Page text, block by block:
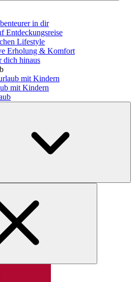
in dir
Entdeckungsreise
Lifestyle
Erholung & Komfort
dich hinaus
mit Kindern
mit Kindern